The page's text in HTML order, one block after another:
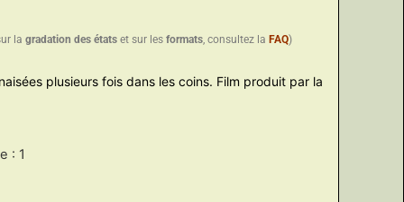
la gradation des états et sur les formats, consultez la FAQ)
plusieurs fois dans les coins. Film produit par la
: 1